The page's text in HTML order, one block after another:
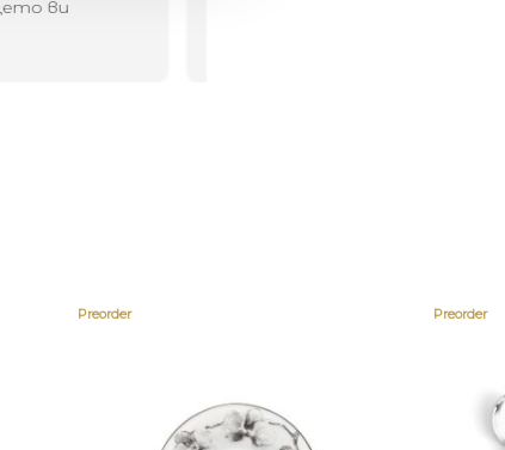
Preorder Preorder